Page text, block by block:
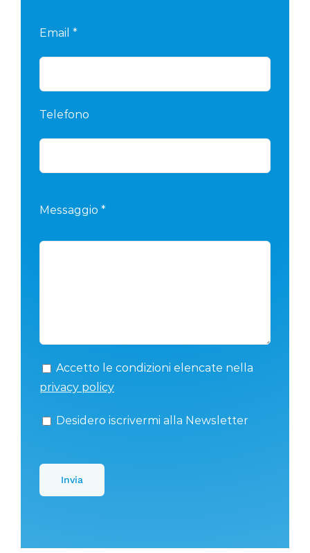
Email *
Telefono
Messaggio *
Accetto le condizioni elencate nella
privacy policy
Desidero iscrivermi alla Newsletter